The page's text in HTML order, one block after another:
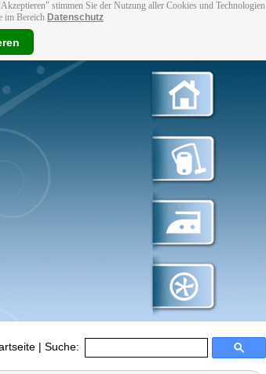
stimmen Sie der Nutzung aller Cookies und Technologien
im Bereich Datenschutz
| Suche: